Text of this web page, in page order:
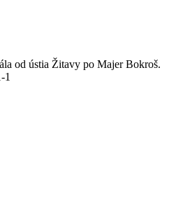
od ústia Žitavy po Majer Bokroš.
1